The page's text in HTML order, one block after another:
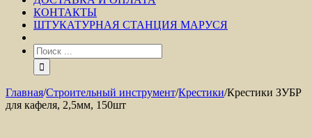
КОНТАКТЫ
ШТУКАТУРНАЯ СТАНЦИЯ МАРУСЯ
Главная/Строительный инструмент/Крестики/Крестики ЗУБР
для кафеля, 2,5мм, 150шт